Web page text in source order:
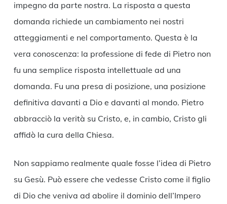
impegno da parte nostra. La risposta a questa
domanda richiede un cambiamento nei nostri
atteggiamenti e nel comportamento. Questa è la
vera conoscenza: la professione di fede di Pietro non
fu una semplice risposta intellettuale ad una
domanda. Fu una presa di posizione, una posizione
definitiva davanti a Dio e davanti al mondo. Pietro
abbracciò la verità su Cristo, e, in cambio, Cristo gli
affidò la cura della Chiesa.
Non sappiamo realmente quale fosse l’idea di Pietro
su Gesù. Può essere che vedesse Cristo come il figlio
di Dio che veniva ad abolire il dominio dell’Impero